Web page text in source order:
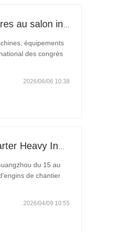
équipements
des congrès
2026/06/06 10:38
du 15 au
de chantier
2026/04/09 10:55